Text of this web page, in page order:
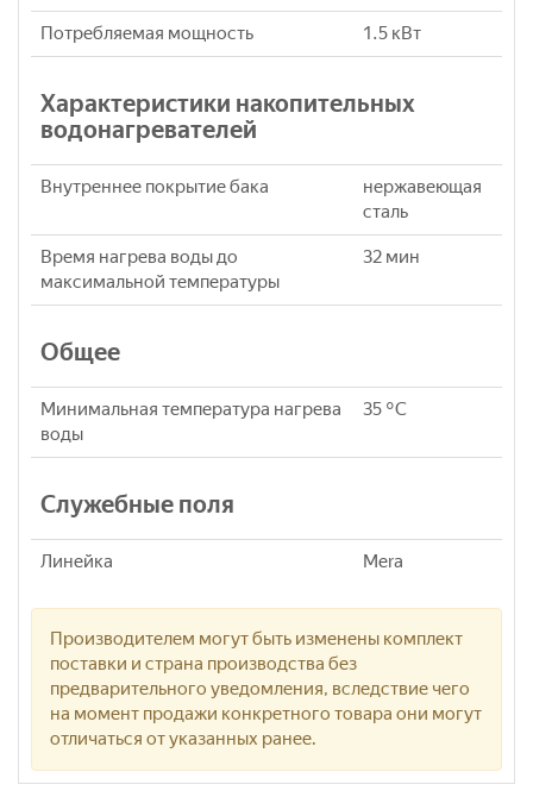
Потребляемая мощность 1.5 кВт
Характеристики накопительных
водонагревателей
Внутреннее покрытие бака
нержавеющая
сталь
Время нагрева воды до
максимальной температуры
32 мин
Общее
Минимальная температура нагрева
воды
35 °C
Служебные поля
Линейка Mera
Производителем могут быть изменены комплект
поставки и страна производства без
предварительного уведомления, вследствие чего
на момент продажи конкретного товара они могут
отличаться от указанных ранее.